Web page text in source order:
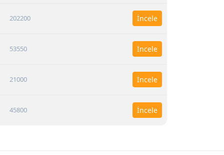
202200 İncele
53550 İncele
21000 İncele
45800 İncele